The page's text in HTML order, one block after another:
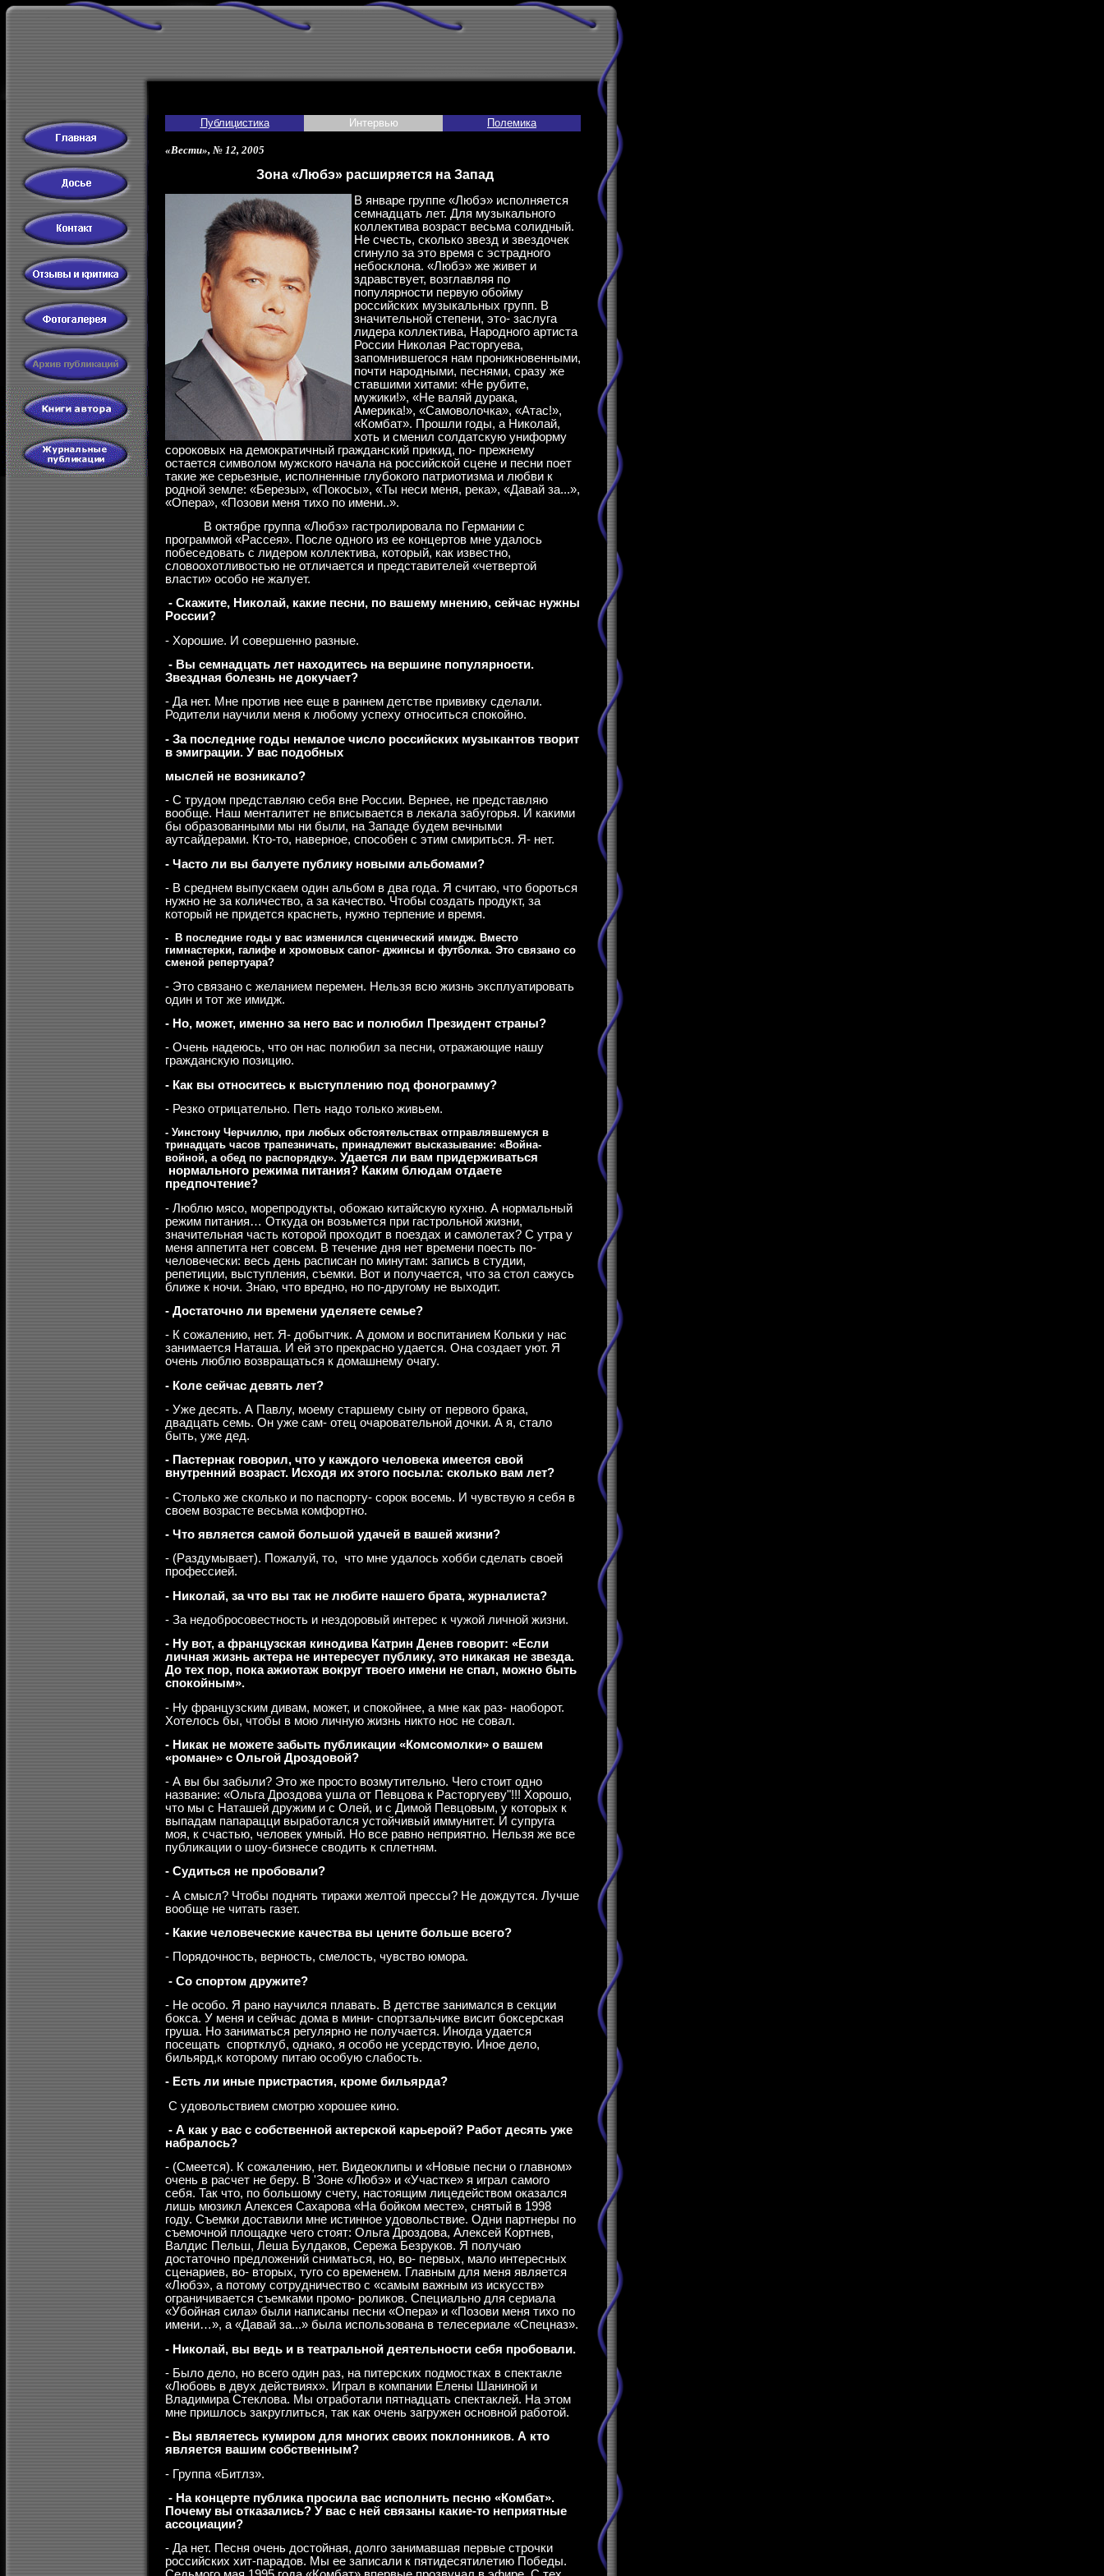
Публицистика Интервью Полемика
«Вести», № 12, 2005
Зона «Любэ» расширяется на Запад
В январе группе «Любэ» исполняется
семнадцать лет. Для музыкального
коллектива возраст весьма солидный.
Не счесть, сколько звезд и звездочек
сгинуло за это время с эстрадного
небосклона. «Любэ» же живет и
здравствует, возглавляя по
популярности первую обойму
российских музыкальных групп. В
значительной степени, это- заслуга
лидера коллектива, Народного артиста
России Николая Расторгуева,
запомнившегося нам проникновенными,
почти народными, песнями, сразу же
ставшими хитами: «Не рубите,
мужики!», «Не валяй дурака,
Америка!», «Самоволочка», «Атас!»,
«Комбат». Прошли годы, а Николай,
хоть и сменил солдатскую униформу
сороковых на демократичный гражданский прикид, по- прежнему
остается символом мужского начала на российской сцене и песни поет
такие же серьезные, исполненные глубокого патриотизма и любви к
родной земле: «Березы», «Покосы», «Ты неси меня, река», «Давай за...»,
«Опера», «Позови меня тихо по имени..».
В октябре группа «Любэ» гастролировала по Германии с
программой «Рассея». После одного из ее концертов мне удалось
побеседовать с лидером коллектива, который, как известно,
словоохотливостью не отличается и представителей «четвертой
власти» особо не жалует.
- Скажите, Николай, какие песни, по вашему мнению, сейчас нужны
России?
- Хорошие. И совершенно разные.
- Вы семнадцать лет находитесь на вершине популярности.
Звездная болезнь не докучает?
- Да нет. Мне против нее еще в раннем детстве прививку сделали.
Родители научили меня к любому успеху относиться спокойно.
- За последние годы немалое число российских музыкантов творит
в эмиграции. У вас подобных
мыслей не возникало?
- С трудом представляю себя вне России. Вернее, не представляю
вообще. Наш менталитет не вписывается в лекала забугорья. И какими
бы образованными мы ни были, на Западе будем вечными
аутсайдерами. Кто-то, наверное, способен с этим смириться. Я- нет.
- Часто ли вы балуете публику новыми альбомами?
- В среднем выпускаем один альбом в два года. Я считаю, что бороться
нужно не за количество, а за качество. Чтобы создать продукт, за
который не придется краснеть, нужно терпение и время.
- В последние годы у вас изменился сценический имидж. Вместо
гимнастерки, галифе и хромовых сапог- джинсы и футболка. Это связано со
сменой репертуара?
- Это связано с желанием перемен. Нельзя всю жизнь эксплуатировать
один и тот же имидж.
- Но, может, именно за него вас и полюбил Президент страны?
- Очень надеюсь, что он нас полюбил за песни, отражающие нашу
гражданскую позицию.
- Как вы относитесь к выступлению под фонограмму?
- Резко отрицательно. Петь надо только живьем.
- Уинстону Черчиллю, при любых обстоятельствах отправлявшемуся в
тринадцать часов трапезничать, принадлежит высказывание: «Война-
войной, а обед по распорядку». Удается ли вам придерживаться
нормального режима питания? Каким блюдам отдаете
предпочтение?
- Люблю мясо, морепродукты, обожаю китайскую кухню. А нормальный
режим питания… Откуда он возьмется при гастрольной жизни,
значительная часть которой проходит в поездах и самолетах? С утра у
меня аппетита нет совсем. В течение дня нет времени поесть по-
человечески: весь день расписан по минутам: запись в студии,
репетиции, выступления, съемки. Вот и получается, что за стол сажусь
ближе к ночи. Знаю, что вредно, но по-другому не выходит.
- Достаточно ли времени уделяете семье?
- К сожалению, нет. Я- добытчик. А домом и воспитанием Кольки у нас
занимается Наташа. И ей это прекрасно удается. Она создает уют. Я
очень люблю возвращаться к домашнему очагу.
- Коле сейчас девять лет?
- Уже десять. А Павлу, моему старшему сыну от первого брака,
двадцать семь. Он уже сам- отец очаровательной дочки. А я, стало
быть, уже дед.
- Пастернак говорил, что у каждого человека имеется свой
внутренний возраст. Исходя их этого посыла: сколько вам лет?
- Столько же сколько и по паспорту- сорок восемь. И чувствую я себя в
своем возрасте весьма комфортно.
- Что является самой большой удачей в вашей жизни?
- (Раздумывает). Пожалуй, то, что мне удалось хобби сделать своей
профессией.
- Николай, за что вы так не любите нашего брата, журналиста?
- За недобросовестность и нездоровый интерес к чужой личной жизни.
- Ну вот, а французская кинодива Катрин Денев говорит: «Если
личная жизнь актера не интересует публику, это никакая не звезда.
До тех пор, пока ажиотаж вокруг твоего имени не спал, можно быть
спокойным».
- Ну французским дивам, может, и спокойнее, а мне как раз- наоборот.
Хотелось бы, чтобы в мою личную жизнь никто нос не совал.
- Никак не можете забыть публикации «Комсомолки» о вашем
«романе» с Ольгой Дроздовой?
- А вы бы забыли? Это же просто возмутительно. Чего стоит одно
название: «Ольга Дроздова ушла от Певцова к Расторгуеву"!!! Хорошо,
что мы с Наташей дружим и с Олей, и с Димой Певцовым, у которых к
выпадам папарацци выработался устойчивый иммунитет. И супруга
моя, к счастью, человек умный. Но все равно неприятно. Нельзя же все
публикации о шоу-бизнесе сводить к сплетням.
- Судиться не пробовали?
- А смысл? Чтобы поднять тиражи желтой прессы? Не дождутся. Лучше
вообще не читать газет.
- Какие человеческие качества вы цените больше всего?
- Порядочность, верность, смелость, чувство юмора.
- Со спортом дружите?
- Не особо. Я рано научился плавать. В детстве занимался в секции
бокса. У меня и сейчас дома в мини- спортзальчике висит боксерская
груша. Но заниматься регулярно не по­лучается. Иногда удается
посещать спортклуб, однако, я особо не усердствую. Иное дело,
бильярд,к которому питаю особую слабость.
- Есть ли иные пристрастия, кроме бильярда?
С удовольствием смотрю хорошее кино.
- А как у вас с собственной актерской карьерой? Работ десять уже
набралось?
- (Смеется). К сожалению, нет. Видеоклипы и «Новые песни о главном»
очень в расчет не беру. В 'Зоне «Любэ» и «Участке» я играл самого
себя. Так что, по большому счету, настоящим лицедейством оказался
лишь мюзикл Алексея Сахарова «На бойком месте», снятый в 1998
году. Съемки доставили мне истинное удовольствие. Одни партнеры по
съемочной площадке чего стоят: Ольга Дроздова, Алексей Кортнев,
Валдис Пельш, Леша Булдаков, Сережа Безруков. Я получаю
достаточно предложений сниматься, но, во- первых, мало интересных
сценариев, во- вторых, туго со временем. Главным для меня является
«Любэ», а потому сотрудничество с «самым важным из искусств»
ограничивается съемками промо- роликов. Специально для сериала
«Убойная сила» были написаны песни «Опера» и «Позови меня тихо по
имени…», а «Давай за...» была использована в телесериале «Спецназ».
- Николай, вы ведь и в театральной деятельности себя пробовали.
- Было дело, но всего один раз, на питерских подмостках в спектакле
«Любовь в двух действиях». Играл в компании Елены Шаниной и
Владимира Стеклова. Мы отработали пятнадцать спектаклей. На этом
мне пришлось закруглиться, так как очень загружен основной работой.
- Вы являетесь кумиром для многих своих поклонников. А кто
является вашим собственным?
- Группа «Битлз».
- На концерте публика просила вас исполнить песню «Комбат».
Почему вы отказались? У вас с ней связаны какие-то неприятные
ассоциации?
- Да нет. Песня очень достойная, долго занимавшая первые строчки
российских хит-парадов. Мы ее записали к пятидесятилетию Победы.